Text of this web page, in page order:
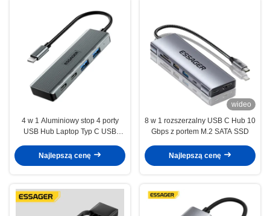
4 w 1 Aluminiowy stop 4 porty
USB Hub Laptop Typ C USB
Najlepszą cenę
wideo
8 w 1 rozszerzalny USB C Hub 10
Gbps z portem M.2 SATA SSD
Najlepszą cenę